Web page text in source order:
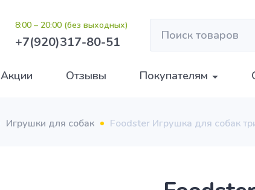
8:00 – 20:00 (без выходных)
+7(920)317-80-51
Акции Отзывы Покупателям
Игрушки для собак Foodster Игрушка для собак